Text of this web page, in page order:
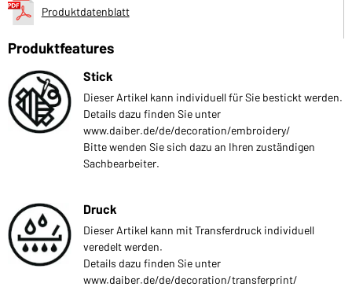
Produktdatenblatt
Produktfeatures
Stick
Dieser Artikel kann individuell für Sie bestickt werden.
Details dazu finden Sie unter
www.daiber.de/de/decoration/embroidery/
Bitte wenden Sie sich dazu an Ihren zuständigen
Sachbearbeiter.
Druck
Dieser Artikel kann mit Transferdruck individuell
veredelt werden.
Details dazu finden Sie unter
www.daiber.de/de/decoration/transferprint/